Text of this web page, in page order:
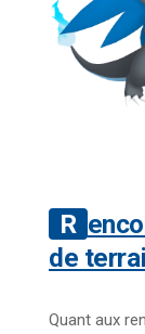
Rencontres de tâches d’Étude
de
Quant aux